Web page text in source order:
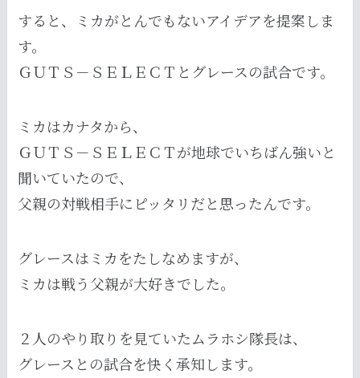
すると、ミカがとんでもないアイデアを提案しま
す。
ＧＵＴＳ－ＳＥＬＥＣＴとグレースの試合です。
ミカはカナタから、
ＧＵＴＳ－ＳＥＬＥＣＴが地球でいちばん強いと
聞いていたので、
父親の対戦相手にピッタリだと思ったんです。
グレースはミカをたしなめますが、
ミカは戦う父親が大好きでした。
２人のやり取りを見ていたムラホシ隊長は、
グレースとの試合を快く承知します。